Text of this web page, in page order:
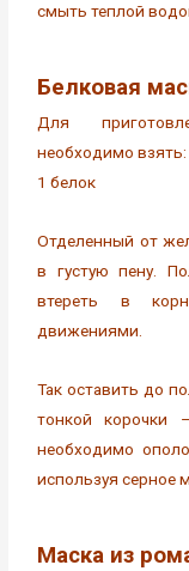
смыть теплой
Белковая
Для
необходимо взять:
1 белок
Отделенный от
в густую пену.
втереть в
движениями.
Так оставить до
тонкой корочки
необходимо
используя серное
Маска из